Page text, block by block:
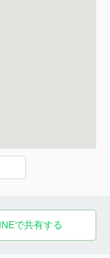
で共有する